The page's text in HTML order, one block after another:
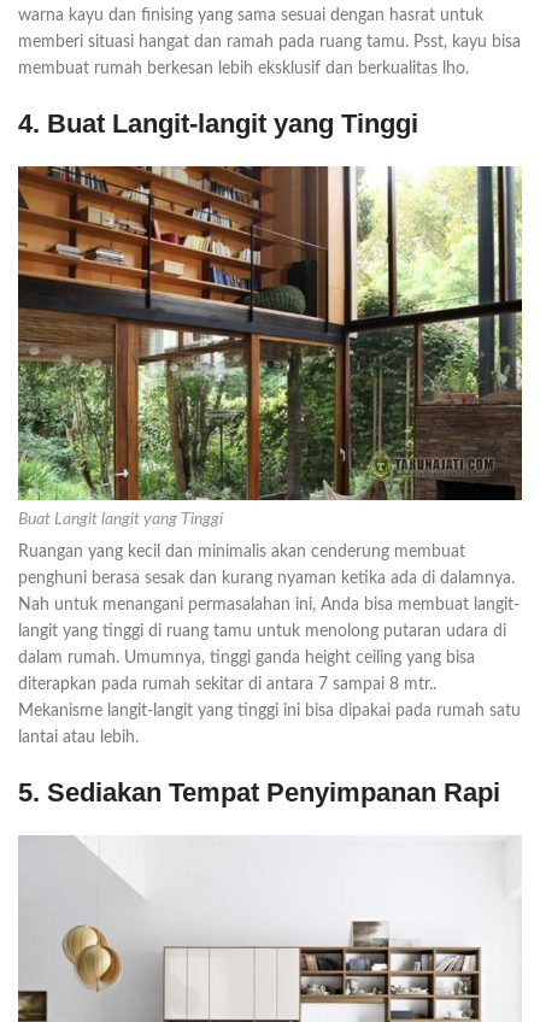
warna kayu dan finising yang sama sesuai dengan hasrat untuk
memberi situasi hangat dan ramah pada ruang tamu. Psst, kayu bisa
membuat rumah berkesan lebih eksklusif dan berkualitas lho.
4. Buat Langit-langit yang Tinggi
Buat Langit langit yang Tinggi
Ruangan yang kecil dan minimalis akan cenderung membuat
penghuni berasa sesak dan kurang nyaman ketika ada di dalamnya.
Nah untuk menangani permasalahan ini, Anda bisa membuat langit-
langit yang tinggi di ruang tamu untuk menolong putaran udara di
dalam rumah. Umumnya, tinggi ganda height ceiling yang bisa
diterapkan pada rumah sekitar di antara 7 sampai 8 mtr..
Mekanisme langit-langit yang tinggi ini bisa dipakai pada rumah satu
lantai atau lebih.
5. Sediakan Tempat Penyimpanan Rapi